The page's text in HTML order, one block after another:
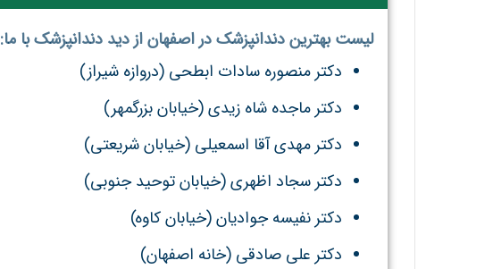
لیست بهترین دندانپزشک در اصفهان از دید دندانپزشک با ما:
دکتر منصوره سادات ابطحی (دروازه شیراز)
دکتر ماجده شاه زیدی (خیابان بزرگمهر)
دکتر مهدی آقا اسمعیلی (خیابان شریعتی)
دکتر سجاد اظهری (خیابان توحید جنوبی)
دکتر نفیسه جوادیان (خیابان کاوه)
دکتر علی صادقی (خانه اصفهان)